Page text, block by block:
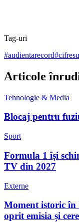
Tag-uri
#audientarecord#
Articole
Tehnologie & Media
Blocaj pentru
Sport
Formula 1 își
TV din 2027
Externe
Moment istoric în
oprit emisia și